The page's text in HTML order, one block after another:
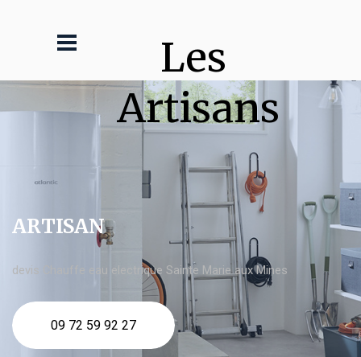
Les
Artisans
ARTISAN
devis Chauffe eau electrique Sainte Marie aux Mines
09 72 59 92 27